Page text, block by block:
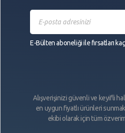
E-Bülten aboneliği ile fırsatları
Alışverişinizi güvenli ve keyifli
en uygun fiyatlı ürünleri
ekibi olarak için tüm